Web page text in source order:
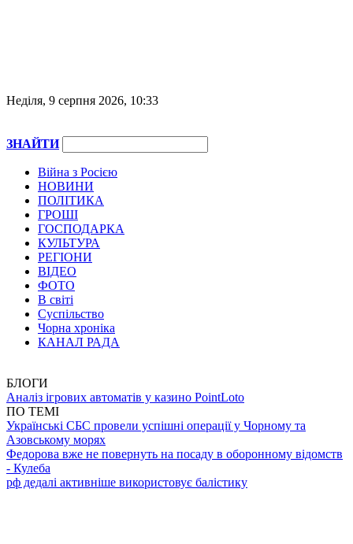
Неділя, 9 серпня 2026, 10:33
ЗНАЙТИ
Війна з Росією
НОВИНИ
ПОЛІТИКА
ГРОШІ
ГОСПОДАРКА
КУЛЬТУРА
РЕГІОНИ
ВІДЕО
ФОТО
В світі
Суспільство
Чорна хроніка
КАНАЛ РАДА
БЛОГИ
Аналіз ігрових автоматів у казино PointLoto
ПО ТЕМІ
Українські СБС провели успішні операції у Чорному та
Азовському морях
Федорова вже не повернуть на посаду в оборонному відомств
- Кулеба
рф дедалі активніше використовує балістику